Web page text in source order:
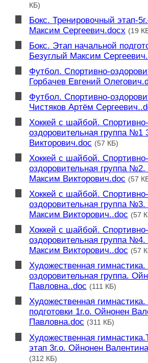
КБ)
Бокс. Тренировочный этап-
Максим Сергеевич.docx (19
Бокс. Этап начальной
Безуглый Максим
Футбол. Спортивно-
Горбачев Евгений
Футбол. Спортивно-
Чистяков Артём
Хоккей с шайбой. Спортивно-
оздоровительная группа №1
Викторович.doc (57 КБ)
Хоккей с шайбой. Спортивно-
оздоровительная группа
Максим Викторович.doc (57
Хоккей с шайбой. Спортивно-
оздоровительная группа
Максим Викторович..doc (57
Хоккей с шайбой. Спортивно-
оздоровительная группа
Максим Викторович..doc (57
Художественная
оздоровительная группа.
Павловна..doc (111 КБ)
Художественная
подготовки 1г.о. Ойнонен
Павловна.doc (311 КБ)
Художественная
этап 3г.о. Ойнонен
(312 КБ)